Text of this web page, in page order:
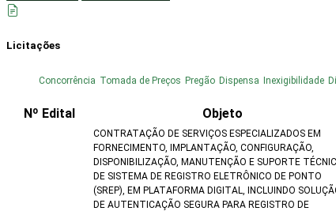
Licitações
Concorrência Tomada de Preços Pregão Dispensa Inexigibilidade
Nº Edital Objeto
CONTRATAÇÃO DE SERVIÇOS ESPECIALIZADOS EM
FORNECIMENTO, IMPLANTAÇÃO, CONFIGURAÇÃO,
DISPONIBILIZAÇÃO, MANUTENÇÃO E SUPORTE
DE SISTEMA DE REGISTRO ELETRÔNICO DE PONTO
(SREP), EM PLATAFORMA DIGITAL, INCLUINDO
DE AUTENTICAÇÃO SEGURA PARA REGISTRO DE